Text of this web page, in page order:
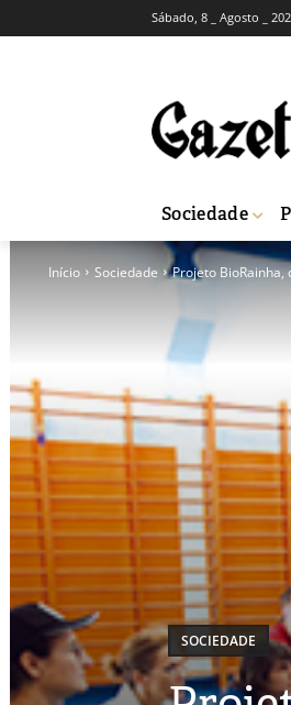
Sábado, 8 _ Agosto _
Sociedade
Início Sociedade Projeto
SOCIEDADE